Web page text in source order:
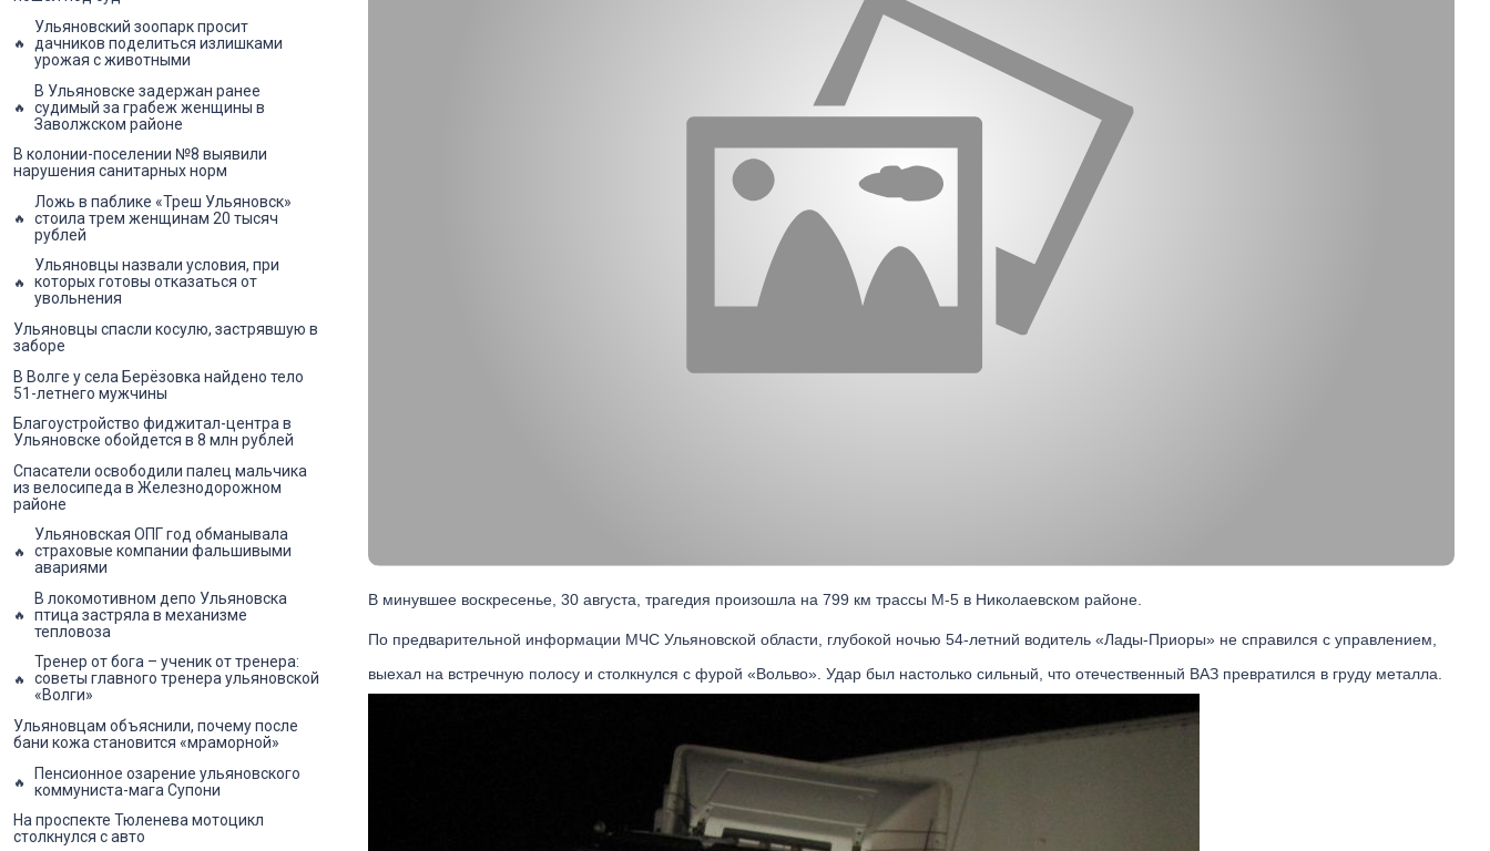
В минувшее воскресенье, 30 августа, трагедия произошла на 799 км трассы М-5 в Николаевском районе.
По предварительной информации МЧС Ульяновской области, глубокой ночью 54-летний водитель «Лады-Приоры» не справился с управлением,
выехал на встречную полосу и столкнулся с фурой «Вольво». Удар был настолько сильный, что отечественный ВАЗ превратился в груду металла.
Ульяновский зоопарк просит
дачников поделиться излишками
урожая с животными
В Ульяновске задержан ранее
судимый за грабеж женщины в
Заволжском районе
В колонии-поселении №8 выявили
нарушения санитарных норм
Ложь в паблике «Треш Ульяновск»
стоила трем женщинам 20 тысяч
рублей
Ульяновцы назвали условия, при
которых готовы отказаться от
увольнения
Ульяновцы спасли косулю, застрявшую в
заборе
В Волге у села Берёзовка найдено тело
51-летнего мужчины
Благоустройство фиджитал-центра в
Ульяновске обойдется в 8 млн рублей
Спасатели освободили палец мальчика
из велосипеда в Железнодорожном
районе
Ульяновская ОПГ год обманывала
страховые компании фальшивыми
авариями
В локомотивном депо Ульяновска
птица застряла в механизме
тепловоза
Тренер от бога – ученик от тренера:
советы главного тренера ульяновской
«Волги»
Ульяновцам объяснили, почему после
бани кожа становится «мраморной»
Пенсионное озарение ульяновского
коммуниста-мага Супони
На проспекте Тюленева мотоцикл
столкнулся с авто